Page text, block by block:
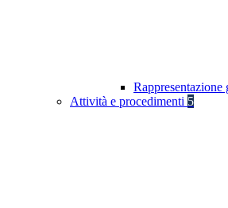
Rappresentazione
Attività e procedimenti 5